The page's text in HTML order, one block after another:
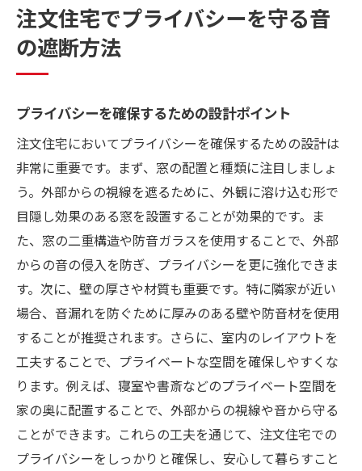
注文住宅でプライバシーを守る音
の遮断方法
プライバシーを確保するための設計ポイント
注文住宅においてプライバシーを確保するための設計は
非常に重要です。まず、窓の配置と種類に注目しましょ
う。外部からの視線を遮るために、外観に溶け込む形で
目隠し効果のある窓を設置することが効果的です。ま
た、窓の二重構造や防音ガラスを使用することで、外部
からの音の侵入を防ぎ、プライバシーを更に強化できま
す。次に、壁の厚さや材質も重要です。特に隣家が近い
場合、音漏れを防ぐために厚みのある壁や防音材を使用
することが推奨されます。さらに、室内のレイアウトを
工夫することで、プライベートな空間を確保しやすくな
ります。例えば、寝室や書斎などのプライベート空間を
家の奥に配置することで、外部からの視線や音から守る
ことができます。これらの工夫を通じて、注文住宅での
プライバシーをしっかりと確保し、安心して暮らすこと